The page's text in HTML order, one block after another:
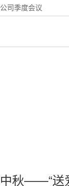
公司季度会议
中秋——“送